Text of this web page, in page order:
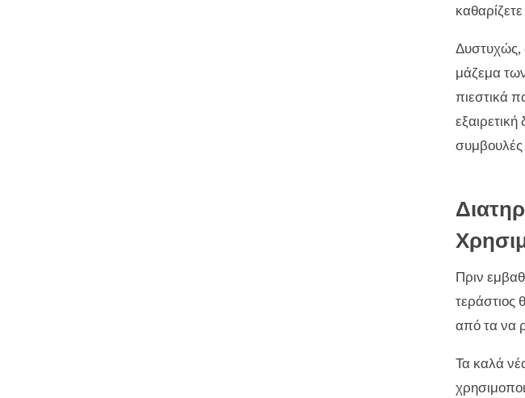
Δυστυχώς,
μάζεμα
πιεστικά
συμβουλές
Πριν
τεράστιος
από τα να
Τα καλά